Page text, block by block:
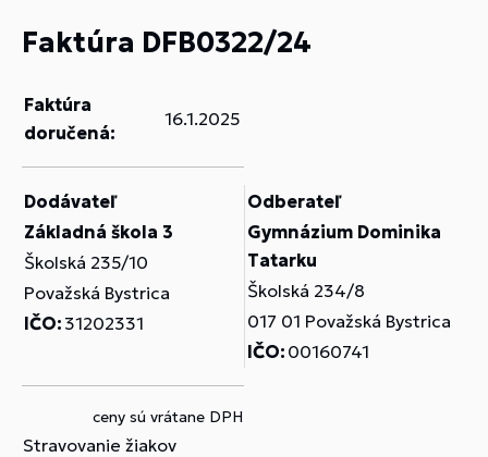
Faktúra DFB0322/24
Faktúra
doručená:
16.1.2025
Dodávateľ
Základná škola 3
Školská 235/10
Považská Bystrica
IČO: 31202331
Odberateľ
Gymnázium Dominika
Tatarku
Školská 234/8
017 01 Považská Bystrica
IČO: 00160741
ceny sú vrátane DPH
Stravovanie žiakov